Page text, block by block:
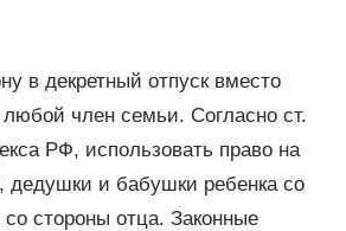
в декретный отпуск вместо
член семьи. Согласно ст.
РФ, использовать право на
дедушки и бабушки ребенка со
стороны отца. Законные